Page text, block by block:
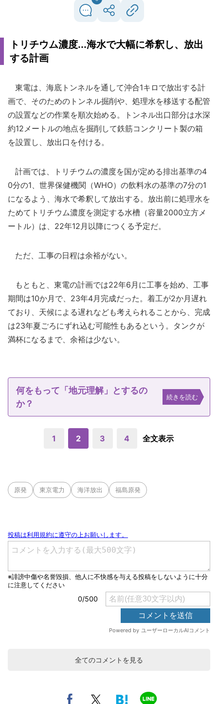
トリチウム濃度...海水で大幅に希釈し、放出
する計画
東電は、海底トンネルを通して沖合1キロで放出する計
画で、そのためのトンネル掘削や、処理水を移送する配管
の設置などの作業を順次始める。トンネル出口部分は水深
約12メートルの地点を掘削して鉄筋コンクリート製の箱
を設置し、放出口を付ける。
計画では、トリチウムの濃度を国が定める排出基準の4
0分の1、世界保健機関（WHO）の飲料水の基準の7分の1
になるよう、海水で希釈して放出する。放出前に処理水を
ためてトリチウム濃度を測定する水槽（容量2000立方メ
ートル）は、22年12月以降につくる予定だ。
ただ、工事の日程は余裕がない。
もともと、東電の計画では22年6月に工事を始め、工事
期間は10か月で、23年4月完成だった。着工が2か月遅れ
ており、天候による遅れなども考えられることから、完成
は23年夏ごろにずれ込む可能性もあるという。タンクが
満杯になるまで、余裕は少ない。
何をもって「地元理解」とするの
か？
続きを読む
1 2 3 4 全文表示
原発 東京電力 海洋放出 福島原発
全てのコメントを見る